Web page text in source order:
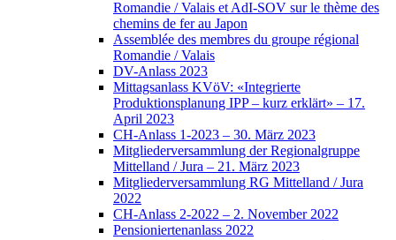
Romandie / Valais et AdI-SOV sur le thème des
chemins de fer au Japon
Assemblée des membres du groupe régional
Romandie / Valais
DV-Anlass 2023
Mittagsanlass KVöV: «Integrierte
Produktionsplanung IPP – kurz erklärt» – 17.
April 2023
CH-Anlass 1-2023 – 30. März 2023
Mitgliederversammlung der Regionalgruppe
Mittelland / Jura – 21. März 2023
Mitgliederversammlung RG Mittelland / Jura
2022
CH-Anlass 2-2022 – 2. November 2022
Pensioniertenanlass 2022